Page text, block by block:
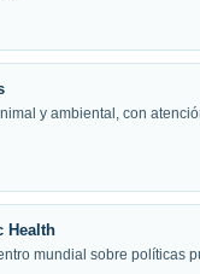
y ambiental, con
Health
mundial sobre políticas